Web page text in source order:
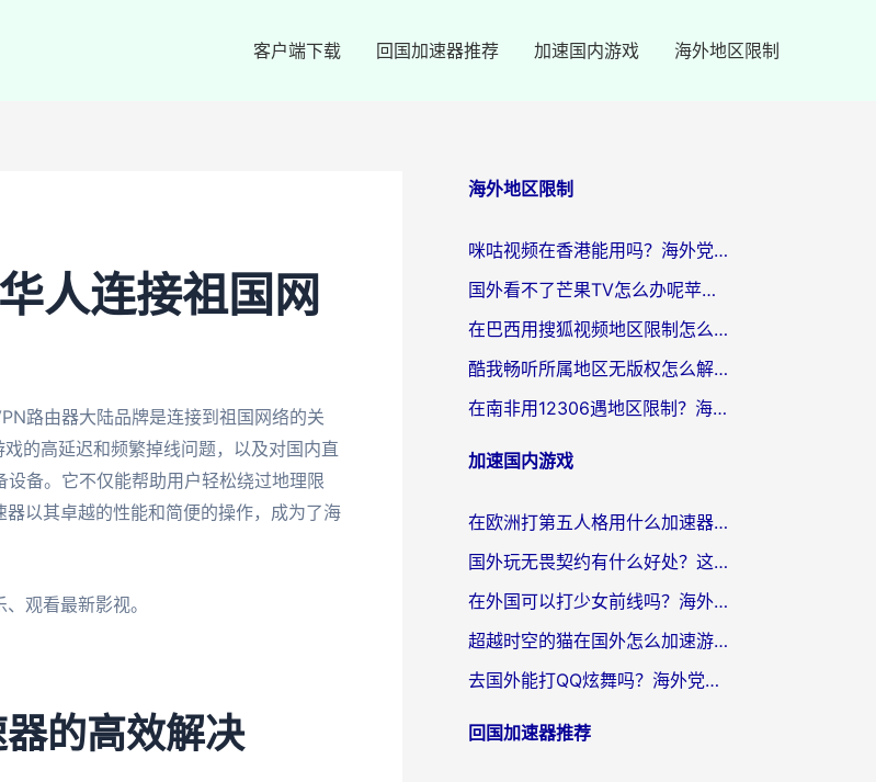
客户端下载 回国加速器推荐 加速国内游戏 海外地区限制
人连接祖国网
路由器大陆品牌是连接到祖国网络的关
的高延迟和频繁掉线问题，以及对国内直
备。它不仅能帮助用户轻松绕过地理限
以其卓越的性能和简便的操作，成为了海
观看最新影视。
的高效解决
海外地区限制
咪咕视频在香港能用吗？海外党亲测有效的回国加速方案来了
国外看不了芒果TV怎么办呢苹果手机？海外党追剧游戏的全能解决方案
在巴西用搜狐视频地区限制怎么办？3步解决海外看国内剧的烦恼
酷我畅听所属地区无版权怎么解决？海外党必看的回国加速全攻略
在南非用12306遇地区限制？海外华人必看的回国加速全攻略（附B站芒果TV解锁技巧）
加速国内游戏
在欧洲打第五人格用什么加速器好？海外党亲测有效的国服游戏加速方案
国外玩无畏契约有什么好处？这份海外国服游戏加速指南帮你解决90%的卡顿问题
在外国可以打少女前线吗？海外党国服游戏畅玩终极指南（附避坑技巧）
超越时空的猫在国外怎么加速游戏？海外玩家国服畅玩终极指南
去国外能打QQ炫舞吗？海外党国服游戏不卡顿的终极指南
回国加速器推荐